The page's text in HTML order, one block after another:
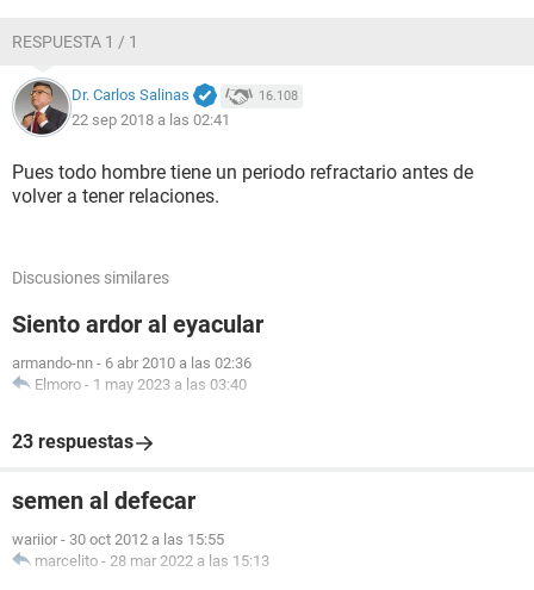
RESPUESTA 1 / 1
Dr. Carlos Salinas 16.108
22 sep 2018 a las 02:41
Pues todo hombre tiene un periodo refractario antes de
volver a tener relaciones.
Discusiones similares
Siento ardor al eyacular
armando-nn - 6 abr 2010 a las 02:36
Elmoro - 1 may 2023 a las 03:40
23 respuestas
semen al defecar
wariior - 30 oct 2012 a las 15:55
marcelito - 28 mar 2022 a las 15:13